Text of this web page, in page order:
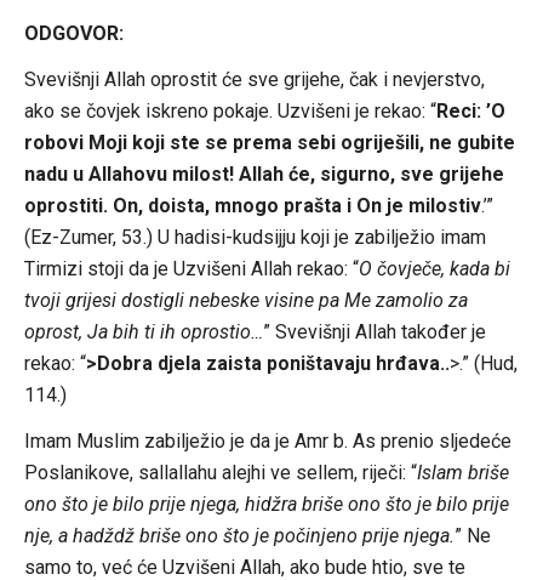
ODGOVOR:
Svevišnji Allah oprostit će sve grijehe, čak i nevjerstvo,
ako se čovjek iskreno pokaje. Uzvišeni je rekao: “Reci: ’O
robovi Moji koji ste se prema sebi ogriješili, ne gubite
nadu u Allahovu milost! Allah će, sigurno, sve grijehe
oprostiti. On, doista, mnogo prašta i On je milostiv.’”
(Ez-Zumer, 53.) U hadisi-kudsijju koji je zabilježio imam
Tirmizi stoji da je Uzvišeni Allah rekao: “O čovječe, kada bi
tvoji grijesi dostigli nebeske visine pa Me zamolio za
oprost, Ja bih ti ih oprostio…” Svevišnji Allah također je
rekao: “>Dobra djela zaista poništavaju hrđava..>.” (Hud,
114.)
Imam Muslim zabilježio je da je Amr b. As prenio sljedeće
Poslanikove, sallallahu alejhi ve sellem, riječi: “Islam briše
ono što je bilo prije njega, hidžra briše ono što je bilo prije
nje, a hadždž briše ono što je počinjeno prije njega.” Ne
samo to, već će Uzvišeni Allah, ako bude htio, sve te